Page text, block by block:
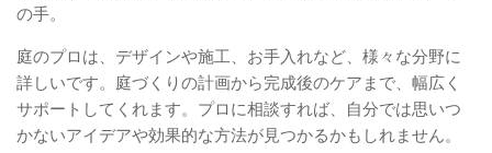
の手。
庭のプロは、デザインや施工、お手入れなど、様々な分野に
詳しいです。庭づくりの計画から完成後のケアまで、幅広く
サポートしてくれます。プロに相談すれば、自分では思いつ
かないアイデアや効果的な方法が見つかるかもしれません。